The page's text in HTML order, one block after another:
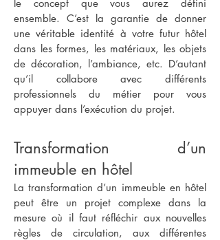
le concept que vous aurez défini
ensemble. C’est la garantie de donner
une véritable identité à votre futur hôtel
dans les formes, les matériaux, les objets
de décoration, l’ambiance, etc. D’autant
qu’il collabore avec différents
professionnels du métier pour vous
appuyer dans l’exécution du projet.
Transformation d’un
immeuble en hôtel
La transformation d’un immeuble en hôtel
peut être un projet complexe dans la
mesure où il faut réfléchir aux nouvelles
règles de circulation, aux différentes